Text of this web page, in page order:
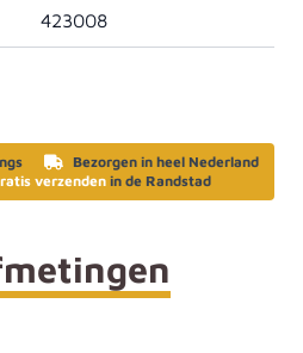
423008
Bezorgen in heel Nederland
verzendenin de Randstad